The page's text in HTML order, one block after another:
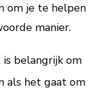
om je te helpen
manier.
belangrijk om
als het gaat om